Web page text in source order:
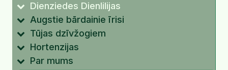
Dienziedes Dienlilijas
Augstie bārdainie īrisi
Tūjas dzīvžogiem
Hortenzijas
Par mums